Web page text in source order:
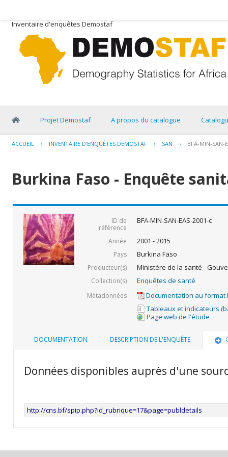
Inventaire d'enquêtes Demostaf
Projet Demostaf A propos du catalogue
ACCUEIL › INVENTAIRE D'ENQUÊTES DEMOSTAF › SAN › BFA-MIN-SAN-
Burkina Faso - Enquête
ID de
référence
BFA-MIN-SAN-EAS-2001-c
Année 2001 - 2015
Pays Burkina Faso
Producteur(s) Ministère de la santé -
Collection(s) Enquêtes de santé
Métadonnées
Documentation au format
Tableaux et indicateurs
Page web de l'étude
DOCUMENTATION DESCRIPTION DE L'ENQUÊTE
Données disponibles auprès d'une
http://cns.bf/spip.php?id_rubrique=17&page=publdetails